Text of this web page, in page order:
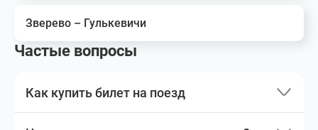
Зверево – Гулькевичи
Частые вопросы
Как купить билет на поезд